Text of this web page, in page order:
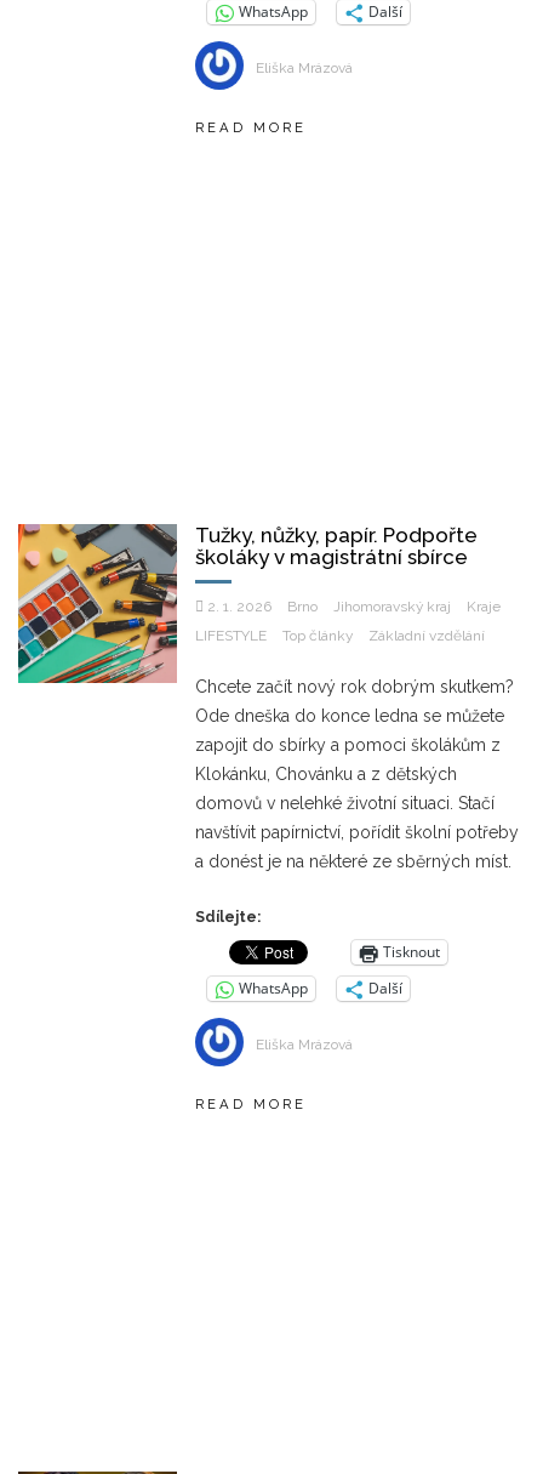
WhatsApp
Další
Eliška Mrázová
READ MORE
Tužky, nůžky, papír. Podpořte
školáky v magistrátní sbírce
2. 1. 2026 Brno Jihomoravský kraj
Kraje
LIFESTYLE
Top články Základní vzdělání
Chcete začít nový rok dobrým skutkem?
Ode dneška do konce ledna se můžete
zapojit do sbírky a pomoci školákům z
Klokánku, Chovánku a z dětských
domovů v nelehké životní situaci. Stačí
navštívit papírnictví, pořídit školní potřeby
a donést je na některé ze sběrných míst.
Sdílejte:
Tisknout
WhatsApp
Další
Eliška Mrázová
READ MORE